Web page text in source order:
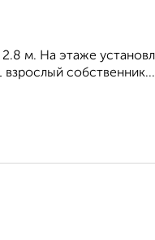
м. На этаже